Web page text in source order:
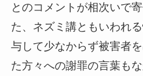
とのコメントが相次いで
た、ネズミ講ともいわれ
与して少なからず被害者
た方々への謝罪の言葉も